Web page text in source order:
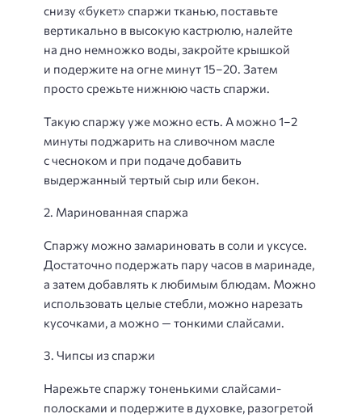
снизу «букет» спаржи тканью, поставьте
вертикально в высокую кастрюлю, налейте
на дно немножко воды, закройте крышкой
и подержите на огне минут 15−20. Затем
просто срежьте нижнюю часть спаржи.
Такую спаржу уже можно есть. А можно 1−2
минуты поджарить на сливочном масле
с чесноком и при подаче добавить
выдержанный тертый сыр или бекон.
2. Маринованная спаржа
Спаржу можно замариновать в соли и уксусе.
Достаточно подержать пару часов в маринаде,
а затем добавлять к любимым блюдам. Можно
использовать целые стебли, можно нарезать
кусочками, а можно — тонкими слайсами.
3. Чипсы из спаржи
Нарежьте спаржу тоненькими слайсами-
полосками и подержите в духовке, разогретой